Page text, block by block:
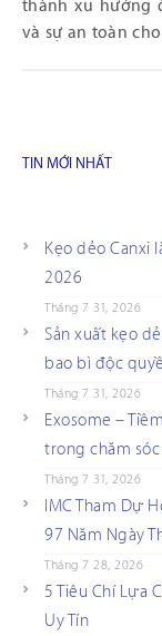
thành xu hướng
và sự an toàn
TIN MỚI NHẤT
Kẹo dẻo
2026
Tháng 7 31, 2026
Sản xuất kẹo
bao bì độc
Tháng 7 31, 2026
Exosome –
trong chăm
Tháng 7 31, 2026
IMC Tham Dự
97 Năm Ngày
Tháng 7 28, 2026
5 Tiêu Chí Lựa
Uy Tín